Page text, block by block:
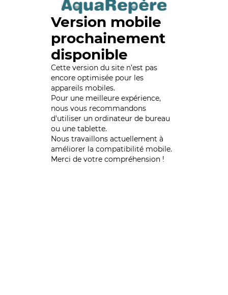
Version mobile
prochainement
disponible
Cette version du site n’est pas
encore optimisée pour les
appareils mobiles.
Pour une meilleure expérience,
nous vous recommandons
d'utiliser un ordinateur de bureau
ou une tablette.
Nous travaillons actuellement à
améliorer la compatibilité mobile.
Merci de votre compréhension !